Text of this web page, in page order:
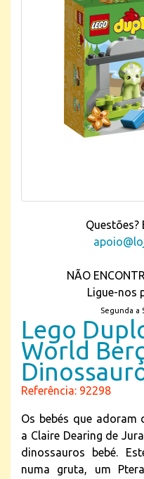
Questões?
NÃO
Ligue-nos
Segunda a
Lego
World
Referência: 92298
Os bebés que adoram
a Claire Dearing de
dinossauros bebé.
numa gruta, um